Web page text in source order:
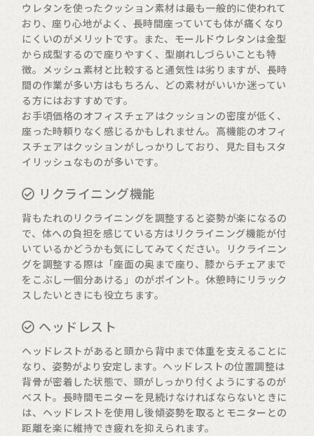
ウレタンを使ったクッション素材は最も一般的に使われて
おり、座り心地がよく、長時間座っていても体が痛くなり
にくいのがメリットです。また、モールドウレタンは金型
から成型するので座りやすく、型崩れしづらいことも特
徴。メッシュ素材と比較すると通気性は劣りますが、長時
間の作業が多い方はもちろん、どの素材がいいか迷ってい
る方にはおすすめです。
お手頃価格のオフィスチェアはクッションの密度が低く、
座った時頼りなく感じるかもしれません。高機能のオフィ
スチェアはクッションがしっかりしており、見た目もスタ
イリッシュなものが多いです。
リクライニング機能
背もたれのリクライニングを調整すると姿勢が楽になるの
で、体への負担を感じている方はリクライニング機能が付
いているかどうかも気にしてみてください。リクライニン
グを調整する際は「座面の奥まで座り、膝からチェアまで
をこぶし一個分あける」のがポイント。休憩時にリラック
スしたいときにも役立ちます。
ヘッドレスト
ヘッドレストがあると頭から背中まで体重を支えることに
なり、姿勢がより安定します。ヘッドレストの位置調整は
背骨が密着した状態で、頭がしっかり付くようにするのが
ベスト。長時間モニターを見続けなければならないときに
は、ヘッドレストを使用し後傾姿勢を取るとモニターとの
距離を楽に維持でき疲れを抑えられます。